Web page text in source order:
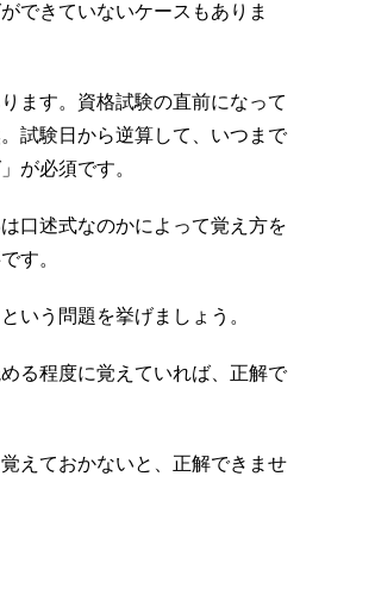
できていないケースもありま
ます。資格試験の直前になって
試験日から逆算して、いつまで
が必須です。
口述式なのかによって覚え方を
す。
いう問題を挙げましょう。
る程度に覚えていれば、正解で
えておかないと、正解できませ